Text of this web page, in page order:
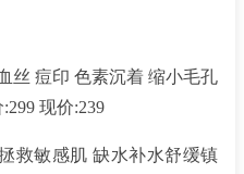
丝 痘印 色素沉着 缩小毛孔
现价:239
救敏感肌 缺水补水舒缓镇